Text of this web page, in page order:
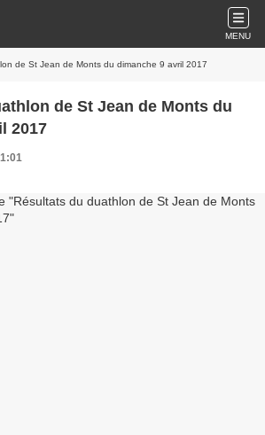
MENU
de St Jean de Monts du dimanche 9 avril 2017
de St Jean de Monts du
2017